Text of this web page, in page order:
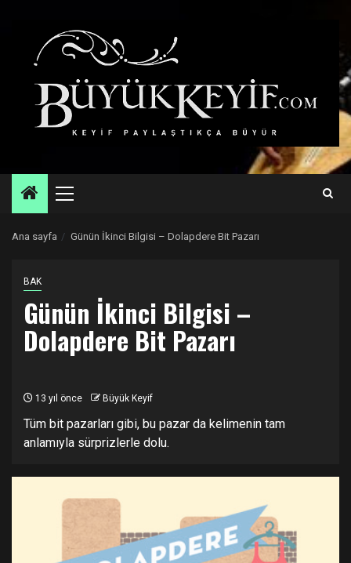
Primary
Ana sayfa Günün İkinci Bilgisi – Dolapdere Bit Pazarı
BAK
Günün İkinci Bilgisi –
Dolapdere Bit Pazarı
13 yıl önce Büyük Keyif
Tüm bit pazarları gibi, bu pazar da kelimenin tam
anlamıyla sürprizlerle dolu.